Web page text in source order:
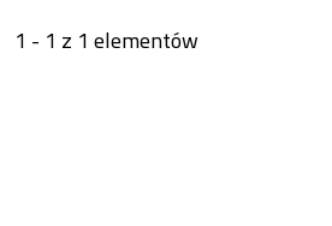
1 - 1 z 1 elementów